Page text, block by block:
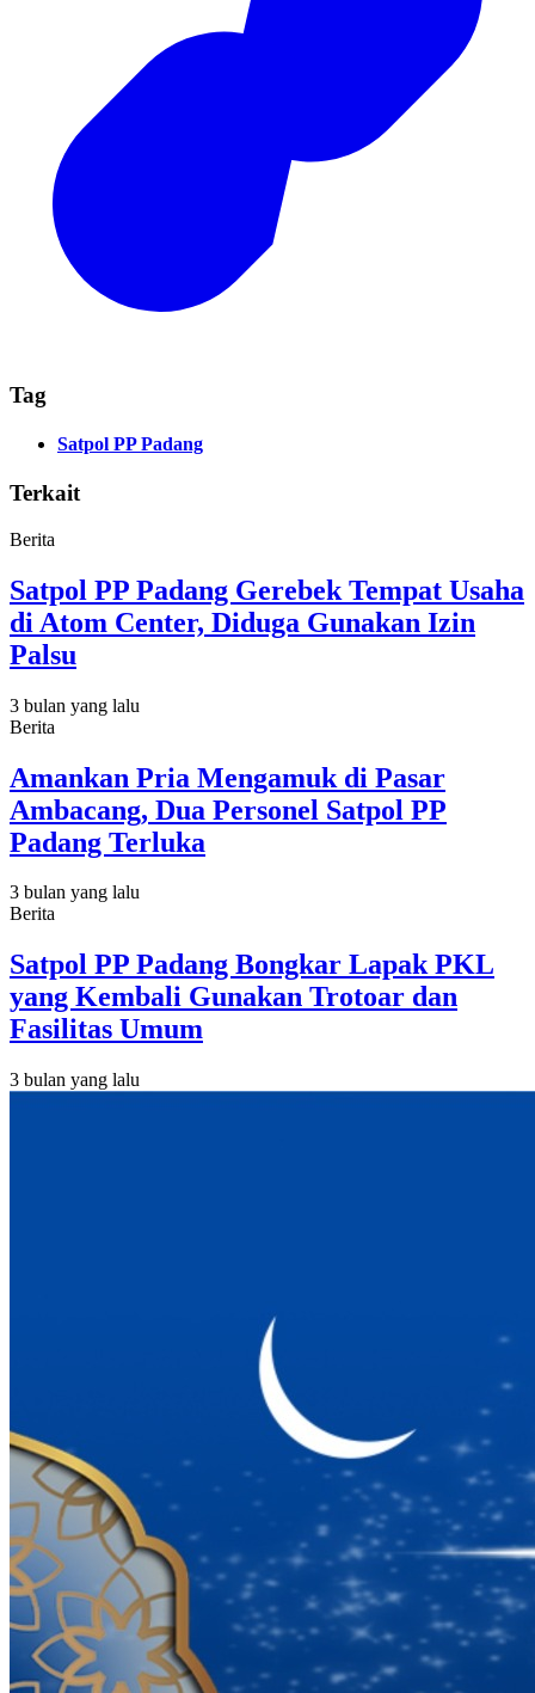
Tag
Satpol PP Padang
Terkait
Berita
Satpol PP Padang Gerebek Tempat Usaha
di Atom Center, Diduga Gunakan Izin
Palsu
3 bulan yang lalu
Berita
Amankan Pria Mengamuk di Pasar
Ambacang, Dua Personel Satpol PP
Padang Terluka
3 bulan yang lalu
Berita
Satpol PP Padang Bongkar Lapak PKL
yang Kembali Gunakan Trotoar dan
Fasilitas Umum
3 bulan yang lalu